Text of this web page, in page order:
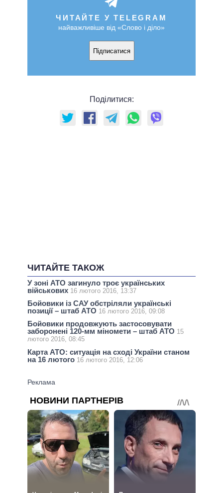
ЧИТАЙТЕ У TELEGRAM
найважливіше від «Слово і діло»
Підписатися
Поділитися:
ЧИТАЙТЕ ТАКОЖ
У зоні АТО загинуло троє українських
військових 16 лютого 2016, 13:37
Бойовики із САУ обстріляли українські
позиції – штаб АТО 16 лютого 2016, 09:08
Бойовики продовжують застосовувати
заборонені 120-мм міномети – штаб АТО 15
лютого 2016, 08:45
Карта АТО: ситуація на сході України станом
на 16 лютого 16 лютого 2016, 12:06